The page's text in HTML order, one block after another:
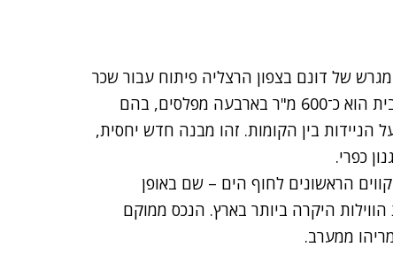
של דונם בצפון הרצליה פיתוח עבור שכר
דירה חודשי של 60 אלף שקל. שטחו הבנוי של הבית הוא כ־600 מ"ר בארבעה מפלסים, בהם
בין הקומות. זהו מבנה חדש יחסית,
כפרי.
הראשונים לחוף הים – שם באופן
היקרה ביותר בארץ. הנכס ממוקם
ממערב.